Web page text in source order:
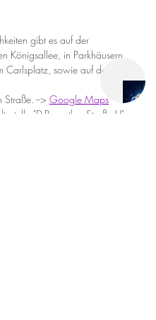
gibt es auf der
Königsallee, in Parkhäusern
Carlsplatz, sowie auf der Breite
Straße. --> Google Maps
"D-Benrather Straße U"